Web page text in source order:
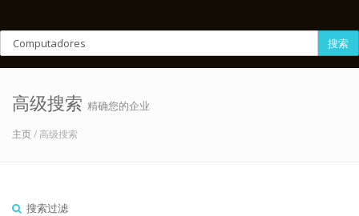
搜索
高级搜索 精确您的企业
主页/ 高级搜索
搜索过滤